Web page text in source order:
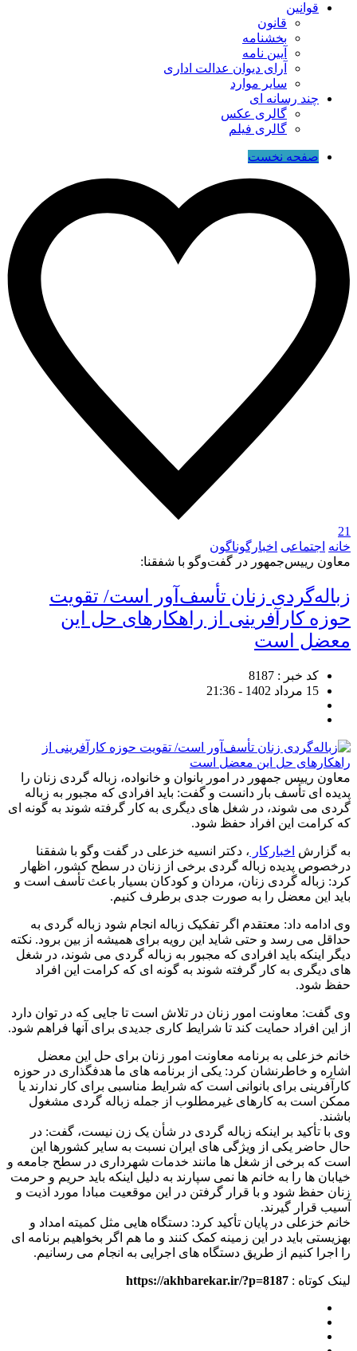
قوانین
قانون
بخشنامه
آیین نامه
آرای دیوان عدالت اداری
سایر موارد
چند رسانه ای
گالری عکس
گالری فیلم
صفحه نخست
21
خانه اجتماعی اخبارگوناگون
معاون رييس‌جمهور در گفت‌وگو با شفقنا:
زباله‌گردی زنان تأسف‌آور است/ تقویت
حوزه کارآفرینی از راهکارهای حل این
معضل است
کد خبر : 8187
15 مرداد 1402 - 21:36
معاون رييس جمهور در امور بانوان و خانواده، زباله گردی زنان را
پدیده ای تأسف بار دانست و گفت: باید افرادی که مجبور به زباله
گردی می شوند، در شغل های دیگری به کار گرفته شوند به گونه ای
که کرامت این افراد حفظ شود.
به گزارش اخبارکار ، دکتر انسیه خزعلی در گفت وگو با شفقنا
درخصوص پدیده زباله گردی برخی از زنان در سطح کشور، اظهار
کرد: زباله گردی زنان، مردان و کودکان بسیار باعث تأسف است و
باید این معضل را به صورت جدی برطرف کنیم.
وی ادامه داد: معتقدم اگر تفکیک زباله انجام شود زباله گردی به
حداقل می رسد و حتی شاید این رویه برای همیشه از بین برود. نکته
دیگر اینکه باید افرادی که مجبور به زباله گردی می شوند، در شغل
های دیگری به کار گرفته شوند به گونه ای که کرامت این افراد
حفظ شود.
وی گفت: معاونت امور زنان در تلاش است تا جایی که در توان دارد
از این افراد حمایت کند تا شرایط کاری جدیدی برای آنها فراهم شود.
خانم خزعلی به برنامه معاونت امور زنان برای حل این معضل
اشاره و خاطرنشان کرد: یکی از برنامه های ما هدفگذاری در حوزه
کارآفرینی برای بانوانی است که شرایط مناسبی برای کار ندارند یا
ممکن است به کارهای غیرمطلوب از جمله زباله گردی مشغول
باشند.
وی با تأکید بر اینکه زباله گردی در شأن یک زن نیست، گفت: در
حال حاضر یکی از ویژگی های ایران نسبت به سایر کشورها این
است که برخی از شغل ها مانند خدمات شهرداری در سطح جامعه و
خیابان ها را به خانم ها نمی سپارند به دلیل اینکه باید حریم و حرمت
زنان حفظ شود و با قرار گرفتن در این موقعیت مبادا مورد اذیت و
آسیب قرار گیرند.
خانم خزعلی در پایان تأکید کرد: دستگاه هایی مثل کمیته امداد و
بهزیستی باید در این زمینه کمک کنند و ما هم اگر بخواهیم برنامه ای
را اجرا کنیم از طریق دستگاه های اجرایی به انجام می رسانیم.
لینک کوتاه : https://akhbarekar.ir/?p=8187